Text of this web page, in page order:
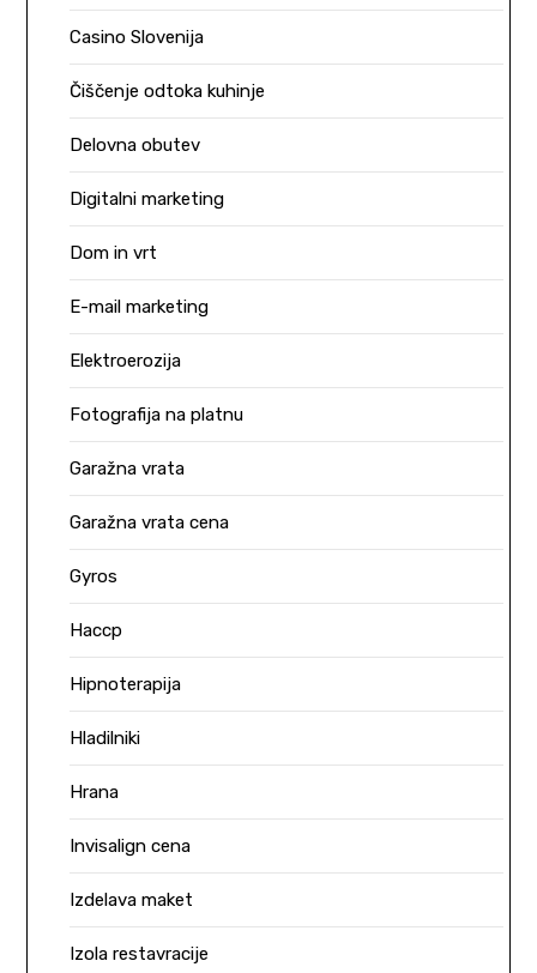
Casino Slovenija
Čiščenje odtoka kuhinje
Delovna obutev
Digitalni marketing
Dom in vrt
E-mail marketing
Elektroerozija
Fotografija na platnu
Garažna vrata
Garažna vrata cena
Gyros
Haccp
Hipnoterapija
Hladilniki
Hrana
Invisalign cena
Izdelava maket
Izola restavracije